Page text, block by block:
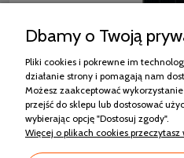
RISEN RSM130-8-440M
CZARNA RAMA
Dbamy o Twoją
Pliki cookies i pokrewne im
działanie strony i pomagają nam
Możesz zaakceptować
przejść do sklepu lub dostosować
wybierając opcję "Dostosuj zgody".
Więcej o plikach cookies